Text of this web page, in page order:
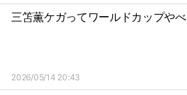
三笘薫ケガってワールドカップや
2026/05/14 20:43